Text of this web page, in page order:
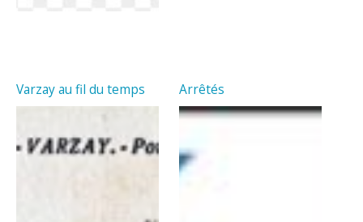
Varzay au fil du temps Arrêtés